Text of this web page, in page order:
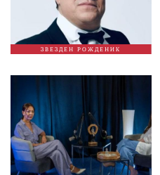
ЗВЕЗДЕН РОЖДЕНИК